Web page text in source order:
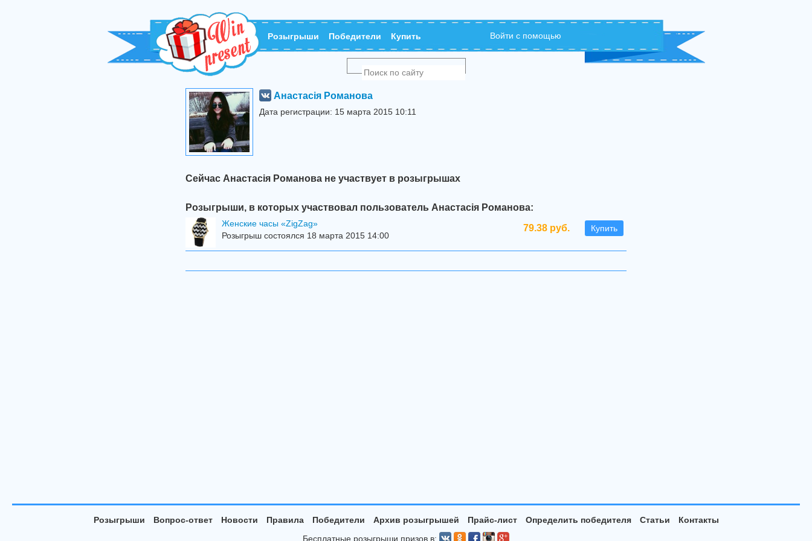
Розыгрыши Победители Купить Войти с помощью
Анастасія Романова
Дата регистрации: 15 марта 2015 10:11
Сейчас Анастасія Романова не участвует в розыгрышах
Розыгрыши, в которых участвовал пользователь Анастасія Романова:
79.38 руб. Купить
Женские часы «ZigZag»
Розыгрыш состоялся 18 марта 2015 14:00
Розыгрыши Вопрос-ответ Новости Правила Победители Архив розыгрышей Прайс-лист Определить победителя Статьи
Контакты
Бесплатные розыгрыши призов в: